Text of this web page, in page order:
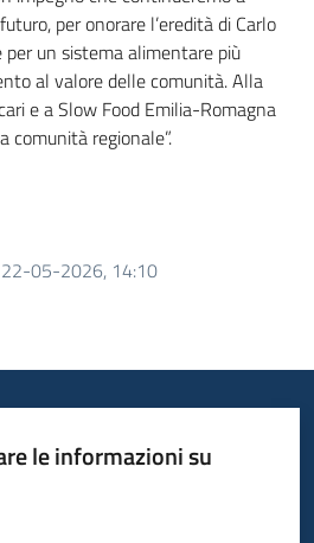
per onorare l’eredità di Carlo
un sistema alimentare più
al valore delle comunità. Alla
e a Slow Food Emilia-Romagna
regionale”.
22-05-2026, 14:10
le informazioni su